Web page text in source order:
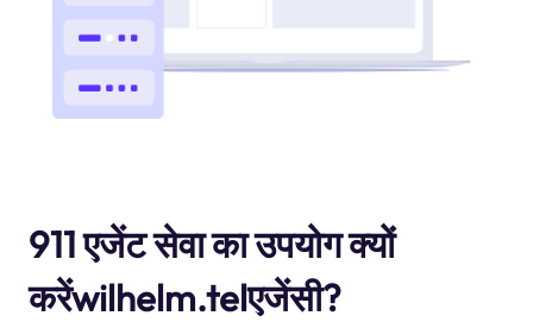
911 एजेंट सेवा का उपयोग क्यों
करेंwilhelm.telएजेंसी?